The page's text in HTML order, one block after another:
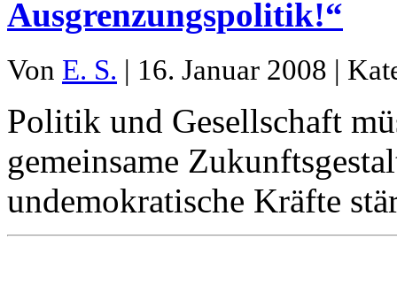
Ausgrenzungspolitik!“
Von E. S. | 16. Januar 2008 |
Politik und Gesellschaft
gemeinsame
undemokratische Kräfte